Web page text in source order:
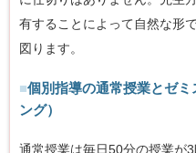
有することによって自然な形
図ります。
■個別指導の通常授業とゼ
ング）
通常授業は毎日50分の授業が